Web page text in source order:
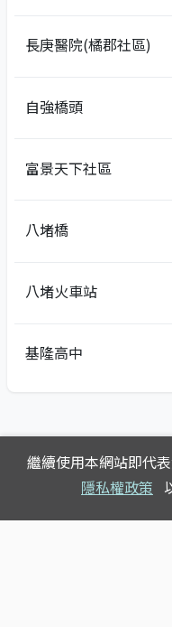
長庚醫院(橘郡社區)
自強橋頭
富景天下社區
八堵橋
八堵火車站
基隆高中
繼續使用本網站即代
隱私權政策